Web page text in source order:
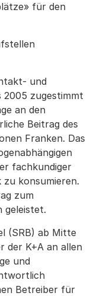
für den
und
2005 zugestimmt
an den
Beitrag des
Franken. Das
fachkundiger
konsumieren.
zum
geleistet.
(SRB) ab Mitte
der K+A an allen
und
Betreiber für